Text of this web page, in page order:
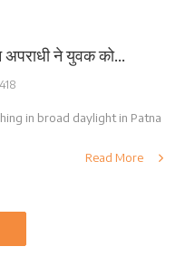
अपराधी ने युवक को...
in broad daylight in Patna
Read More